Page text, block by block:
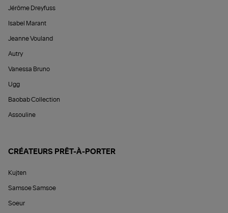
Jérôme Dreyfuss
Isabel Marant
Jeanne Vouland
Autry
Vanessa Bruno
Ugg
Baobab Collection
Assouline
CRÉATEURS PRÊT-À-PORTER
Kujten
Samsoe Samsoe
Soeur